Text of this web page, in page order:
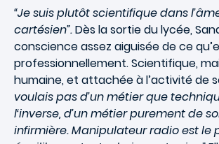
“Je suis plutôt scientifique dans
cartésien”.Dès la sortie du lycée,
conscience assez aiguisée de ce
professionnellement. Scientifique,
humaine, et attachée à l’activité de
voulais pas d’un métier que
l‘inverse, d’un métier purement de
infirmière. Manipulateur radio est le